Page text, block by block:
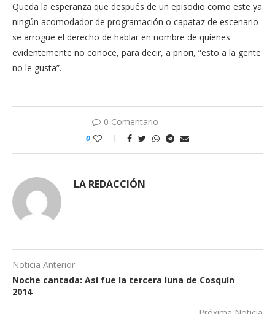
Queda la esperanza que después de un episodio como este ya
ningún acomodador de programación o capataz de escenario
se arrogue el derecho de hablar en nombre de quienes
evidentemente no conoce, para decir, a priori, “esto a la gente
no le gusta”.
0 Comentario
0
LA REDACCIÓN
Noticia Anterior
Noche cantada: Así fue la tercera luna de Cosquín
2014